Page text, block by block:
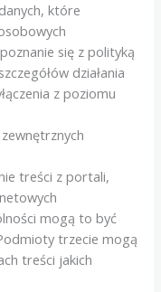
które
się z polityką
działania
z poziomu
treści z portali,
mogą to być
trzecie mogą
treści jakich